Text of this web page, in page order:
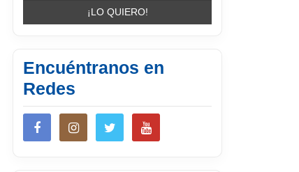
Encuéntranos en
Redes